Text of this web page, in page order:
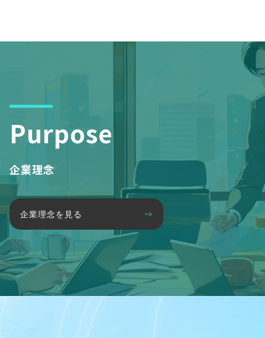
Purpose
企業理念
企業理念を見る